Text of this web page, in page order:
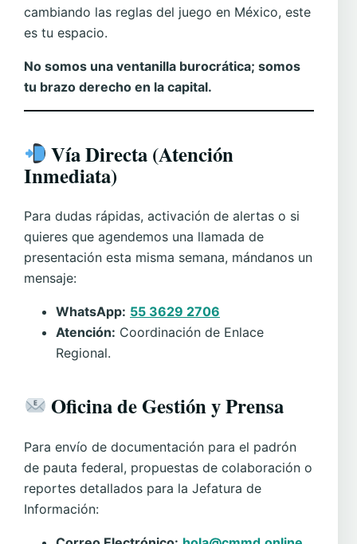
cambiando las reglas del juego en México, este
es tu espacio.
No somos una ventanilla burocrática; somos
tu brazo derecho en la capital.
Vía Directa (Atención
Inmediata)
Para dudas rápidas, activación de alertas o si
quieres que agendemos una llamada de
presentación esta misma semana, mándanos un
mensaje:
WhatsApp: 55 3629 2706
Atención: Coordinación de Enlace
Regional.
Oficina de Gestión y Prensa
Para envío de documentación para el padrón
de pauta federal, propuestas de colaboración o
reportes detallados para la Jefatura de
Información: